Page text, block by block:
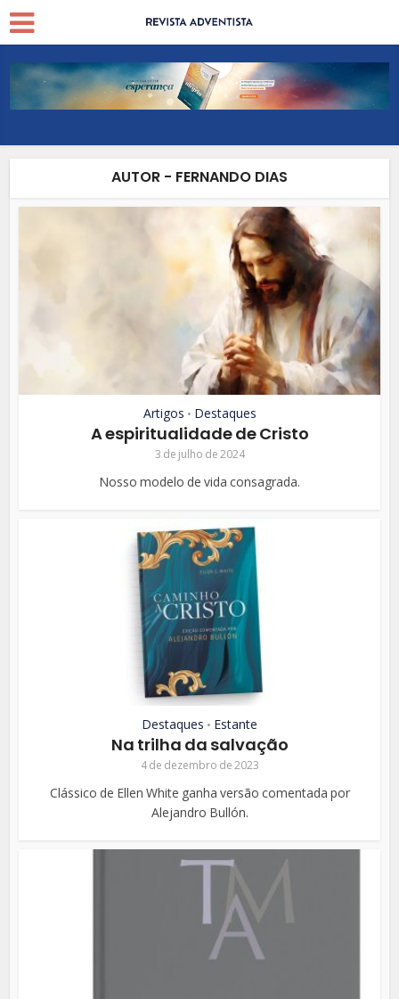
AUTOR - FERNANDO DIAS
Artigos • Destaques
A espiritualidade de Cristo
3 de julho de 2024
Nosso modelo de vida consagrada.
Destaques • Estante
Na trilha da salvação
4 de dezembro de 2023
Clássico de Ellen White ganha versão comentada por
Alejandro Bullón.